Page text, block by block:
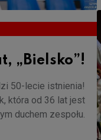
„Bielsko”!
50-lecie istnienia!
która od 36 lat jest
duchem zespołu.